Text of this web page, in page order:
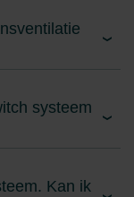
systeem
Kan ik